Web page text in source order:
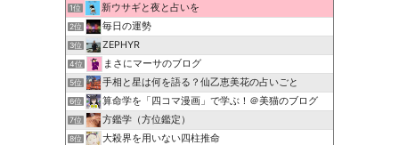
1位 新ウサギと夜と占いを
2位 毎日の運勢
3位 ZEPHYR
4位 まさにマーサのブログ
5位 手相と星は何を語る？仙乙恵美花の占いごと
6位 算命学を「四コマ漫画」で学ぶ！＠美猫のブログ
7位 方鑑学（方位鑑定）
8位 大殺界を用いない四柱推命